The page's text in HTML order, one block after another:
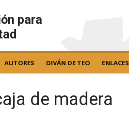
para
AUTORES DIVÁN DE TEO ENLACES
de madera